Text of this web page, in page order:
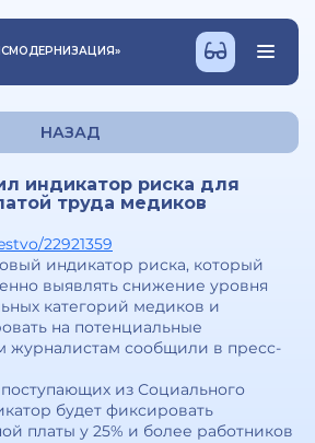
»
НАЗАД
индикатор риска для
труда медиков
22921359
индикатор риска, который
выявлять снижение уровня
категорий медиков и
на потенциальные
журналистам сообщили в пресс-
из Социального
будет фиксировать
платы у 25% и более работников